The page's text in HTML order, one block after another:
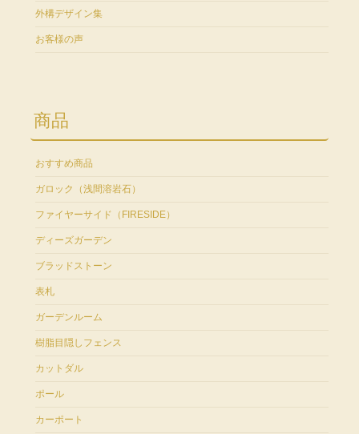
外構デザイン集
お客様の声
商品
おすすめ商品
ガロック（浅間溶岩石）
ファイヤーサイド（FIRESIDE）
ディーズガーデン
ブラッドストーン
表札
ガーデンルーム
樹脂目隠しフェンス
カットダル
ポール
カーポート